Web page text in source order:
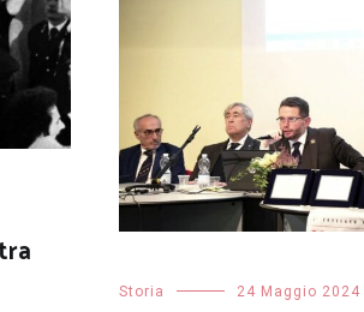
Storia 24 Maggio 2024